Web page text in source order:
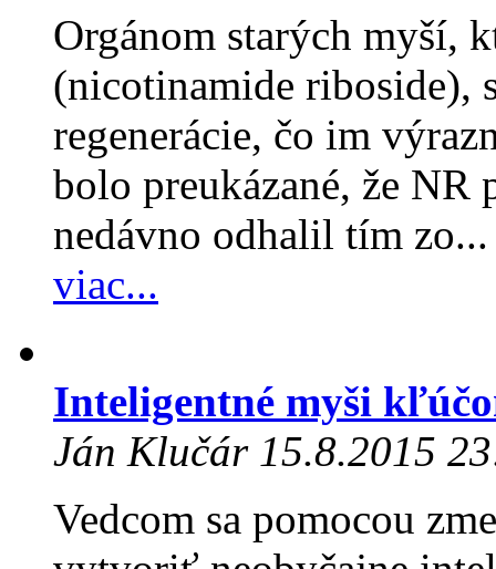
Orgánom starých myší,
(nicotinamide riboside),
regenerácie, čo im
bolo preukázané, že NR
nedávno odhalil tím zo...
viac...
Inteligentné myši
Ján Klučár 15.8.2015
Vedcom sa pomocou